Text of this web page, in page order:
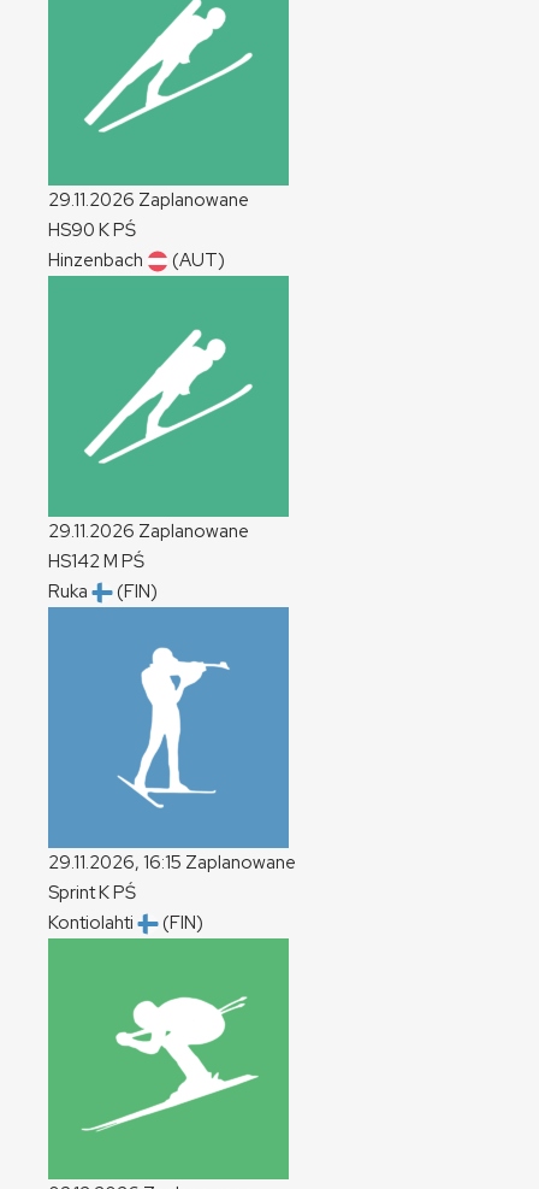
29.11.2026 Zaplanowane
HS90 KPŚ
Hinzenbach
(AUT)
29.11.2026 Zaplanowane
HS142M PŚ
Ruka
(FIN)
29.11.2026, 16:15 Zaplanowane
SprintKPŚ
Kontiolahti
(FIN)